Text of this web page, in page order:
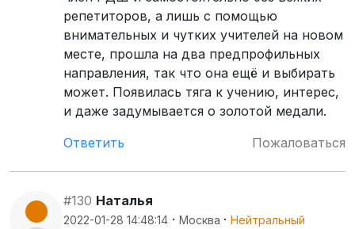
репетиторов, а лишь с помощью
внимательных и чутких учителей на новом
месте, прошла на два предпрофильных
направления, так что она ещё и выбирать
может. Появилась тяга к учению, интерес,
и даже задумывается о золотой медали.
Ответить
Пожаловаться
#130 Наталья
2022-01-28 14:48:14 · Москва · Нейтральный